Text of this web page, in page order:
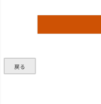
戻る